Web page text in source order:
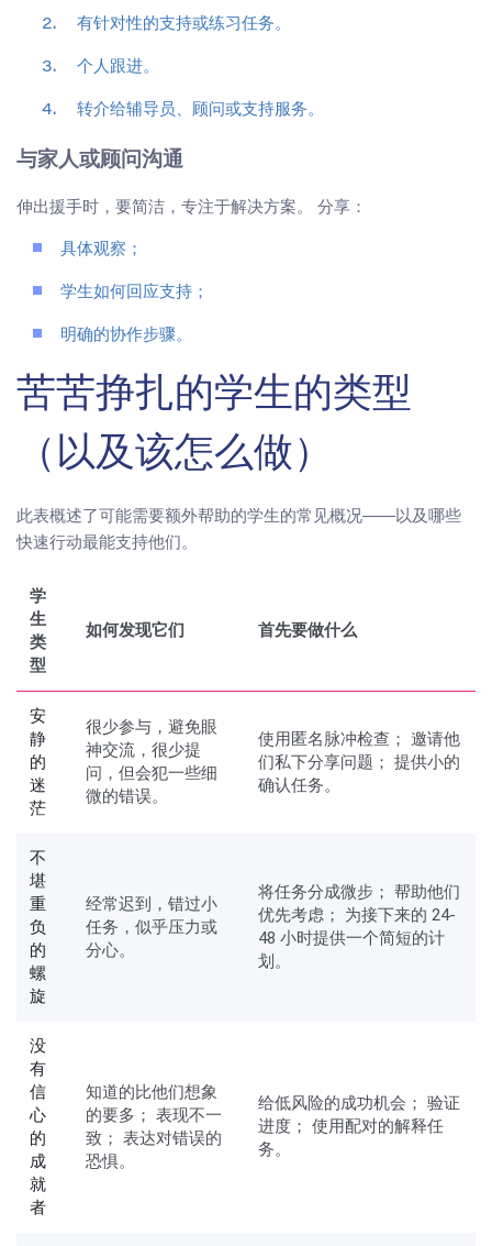
有针对性的支持或练习任务。
个人跟进。
转介给辅导员、顾问或支持服务。
与家人或顾问沟通
伸出援手时，要简洁，专注于解决方案。 分享：
具体观察；
学生如何回应支持；
明确的协作步骤。
苦苦挣扎的学生的类型
（以及该怎么做）
此表概述了可能需要额外帮助的学生的常见概况——以及哪些
快速行动最能支持他们。
学
生
类
型
如何发现它们 首先要做什么
安
静
的
迷
茫
很少参与，避免眼
神交流，很少提
问，但会犯一些细
微的错误。
使用匿名脉冲检查； 邀请他
们私下分享问题； 提供小的
确认任务。
不
堪
重
负
的
螺
旋
经常迟到，错过小
任务，似乎压力或
分心。
将任务分成微步； 帮助他们
优先考虑； 为接下来的 24-
48 小时提供一个简短的计
划。
没
有
信
心
的
成
就
者
知道的比他们想象
的要多； 表现不一
致； 表达对错误的
恐惧。
给低风险的成功机会； 验证
进度； 使用配对的解释任
务。